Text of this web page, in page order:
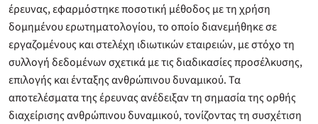
έρευνας, εφαρμόστηκε ποσοτική μέθοδος με τη χρήση
δομημένου ερωτηματολογίου, το οποίο διανεμήθηκε σε
εργαζομένους και στελέχη ιδιωτικών εταιρειών, με στόχο τη
συλλογή δεδομένων σχετικά με τις διαδικασίες προσέλκυσης,
επιλογής και ένταξης ανθρώπινου δυναμικού. Τα
αποτελέσματα της έρευνας ανέδειξαν τη σημασία της ορθής
διαχείρισης ανθρώπινου δυναμικού, τονίζοντας τη συσχέτιση